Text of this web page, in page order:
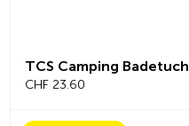
TCS Camping Badetuch
CHF 23.60